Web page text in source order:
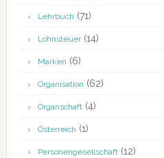
Lehrbuch (71)
Lohnsteuer(14)
Marken (6)
Organisation (62)
Organschaft(4)
Österreich (1)
Personengesellschaft(12)